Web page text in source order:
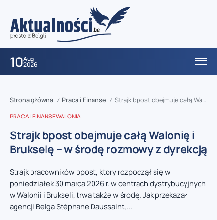
10Aug
2026
Strona główna / Praca i Finanse / Strajk bpost obejmuje całą Walonię i Brukselę – w środę rozmowy z dyrekcją
PRACA I FINANSEWALONIA
Strajk bpost obejmuje całą Walonię i
Brukselę – w środę rozmowy z dyrekcją
Strajk pracowników bpost, który rozpoczął się w
poniedziałek 30 marca 2026 r. w centrach dystrybucyjnych
w Walonii i Brukseli, trwa także w środę. Jak przekazał
agencji Belga Stéphane Daussaint,...